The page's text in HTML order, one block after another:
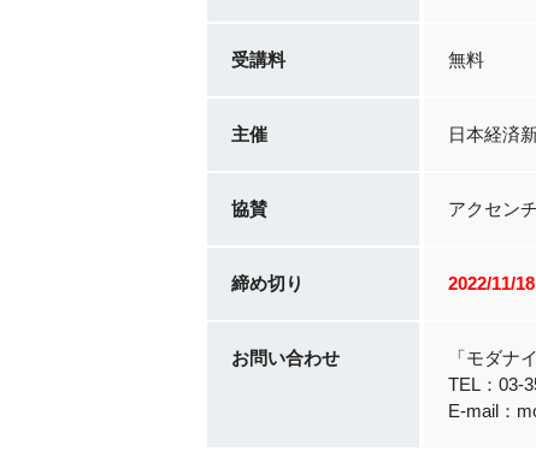
受講料 無料
主催 日本経済
協賛 アクセン
締め切り 2022/11/18
お問い合わせ
「モダナ
TEL：03-
E-mail：